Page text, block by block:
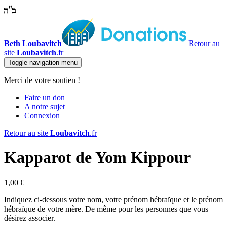
Beth Loubavitch
Retour au
site Loubavitch.fr
Toggle navigation menu
Merci de votre soutien !
Faire un don
A notre sujet
Connexion
Retour au site Loubavitch.fr
Kapparot de Yom Kippour
1,00 €
Indiquez ci-dessous votre nom, votre prénom hébraïque et le prénom
hébraïque de votre mère. De même pour les personnes que vous
désirez associer.